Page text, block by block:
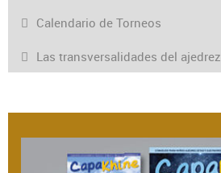
Calendario de Torneos
Las transversalidades del ajedrez